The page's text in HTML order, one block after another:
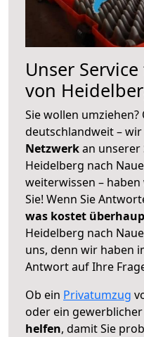
Unser
von
Sie wollen
deutschlandweit – wir
Netzwerkan unserer
Heidelberg nach
weiterwissen –
Sie! Wenn Sie
was kostet
Heidelberg nach
uns, denn wir haben
Antwort auf Ihre
Ob ein Privatumzug
oder ein
helfen, damit Sie